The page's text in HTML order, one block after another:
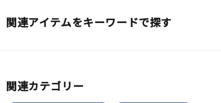
関連アイテムをキーワードで探す
関連カテゴリー